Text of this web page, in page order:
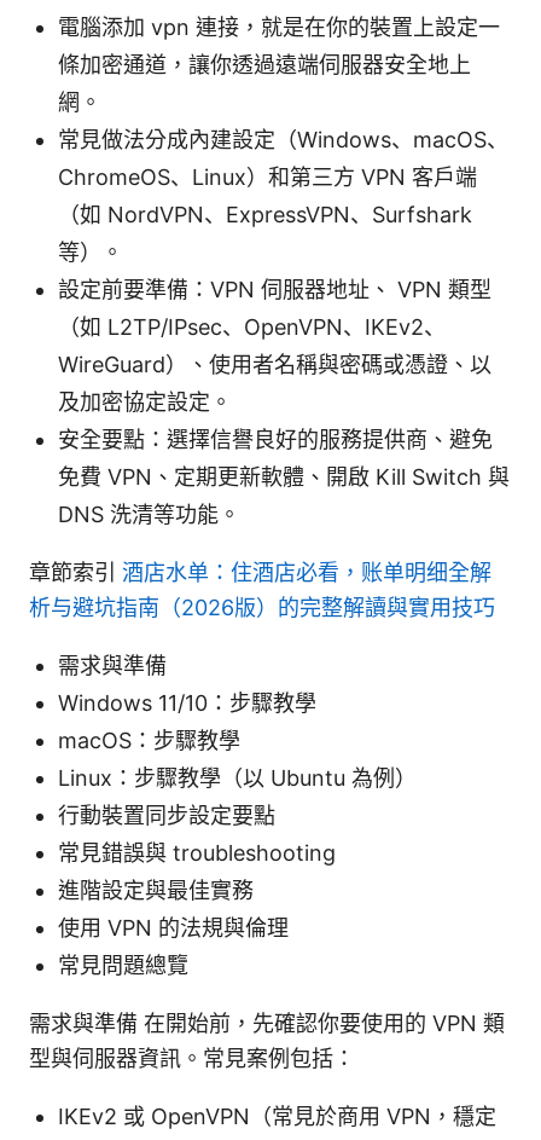
電腦添加 vpn 連接，就是在你的裝置上設定一
條加密通道，讓你透過遠端伺服器安全地上
網。
常見做法分成內建設定（Windows、macOS、
ChromeOS、Linux）和第三方 VPN 客戶端
（如 NordVPN、ExpressVPN、Surfshark
等）。
設定前要準備：VPN 伺服器地址、 VPN 類型
（如 L2TP/IPsec、OpenVPN、IKEv2、
WireGuard）、使用者名稱與密碼或憑證、以
及加密協定設定。
安全要點：選擇信譽良好的服務提供商、避免
免費 VPN、定期更新軟體、開啟 Kill Switch 與
DNS 洗清等功能。
章節索引 酒店水单：住酒店必看，账单明细全解
析与避坑指南（2026版）的完整解讀與實用技巧
需求與準備
Windows 11/10：步驟教學
macOS：步驟教學
Linux：步驟教學（以 Ubuntu 為例）
行動裝置同步設定要點
常見錯誤與 troubleshooting
進階設定與最佳實務
使用 VPN 的法規與倫理
常見問題總覽
需求與準備 在開始前，先確認你要使用的 VPN 類
型與伺服器資訊。常見案例包括：
IKEv2 或 OpenVPN（常見於商用 VPN，穩定